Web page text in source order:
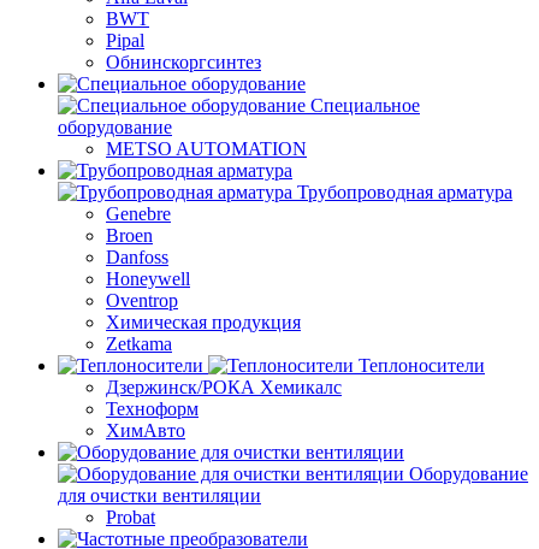
BWT
Pipal
Обнинскоргсинтез
Специальное
оборудование
METSO AUTOMATION
Трубопроводная арматура
Genebre
Broen
Danfoss
Honeywell
Oventrop
Химическая продукция
Zetkama
Теплоносители
Дзержинск/РОКА Хемикалс
Техноформ
ХимАвто
Оборудование
для очистки вентиляции
Probat